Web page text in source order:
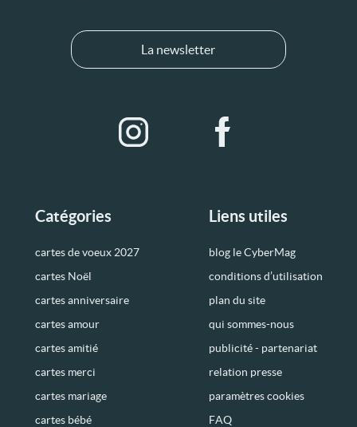
Catégories
cartes de voeux 2027
cartes Noël
cartes anniversaire
cartes amour
cartes amitié
cartes merci
cartes mariage
cartes bébé
Liens utiles
blog le CyberMag
conditions d’utilisation
plan du site
qui sommes-nous
publicité - partenariat
relation presse
paramètres cookies
FAQ
La newsletter